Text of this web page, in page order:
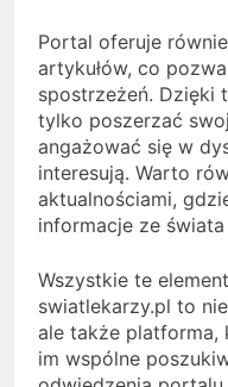
Portal oferuje
artykułów, co
spostrzeżeń. Dzięki
tylko poszerzać
angażować się w
interesują. Warto
aktualnościami,
informacje ze
Wszystkie te
swiatlekarzy.pl to
ale także platforma,
im wspólne